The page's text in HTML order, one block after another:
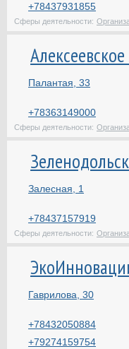
+78437931855
Сферы деятельности:
Палантая, 33
+78363149000
Сферы деятельности:
Залесная, 1
+78437157919
Сферы деятельности:
Гаврилова, 30
+78432050884
+79274159754